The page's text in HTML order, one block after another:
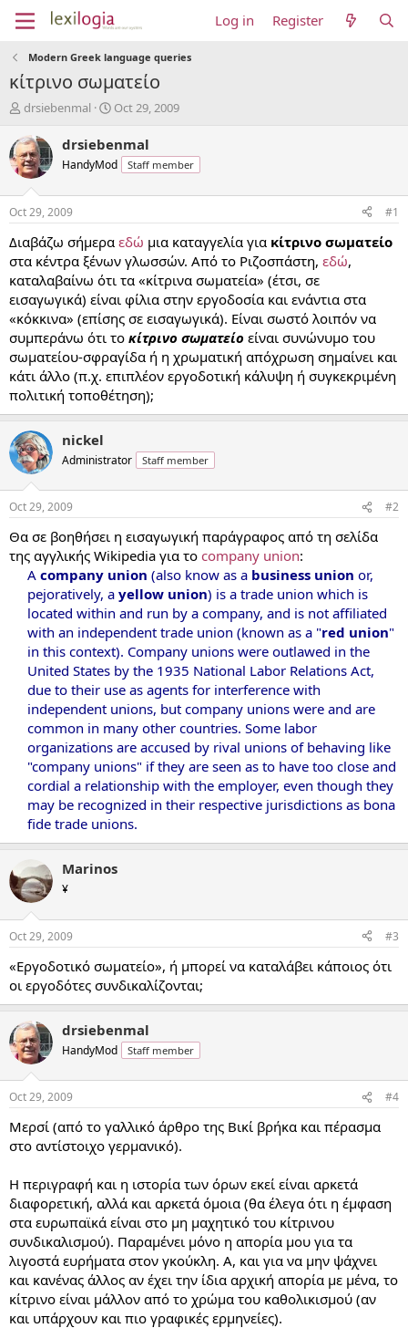
Log in Register
Modern Greek language queries
κίτρινο σωματείο
T
r
e
a
d
s
t
a
t
e
r
drsiebenmal
S
a
r
t
t
e
Oct 29, 2009
drsiebenmal
HandyMod Staff member
Oct 29, 2009 #1
Διαβάζω σήμερα εδώ μια καταγγελία για κίτρινο σωματείο
στα κέντρα ξένων γλωσσών. Από το Ριζοσπάστη, εδώ,
καταλαβαίνω ότι τα «κίτρινα σωματεία» (έτσι, σε
εισαγωγικά) είναι φίλια στην εργοδοσία και ενάντια στα
«κόκκινα» (επίσης σε εισαγωγικά). Είναι σωστό λοιπόν να
συμπεράνω ότι το κίτρινο σωματείο είναι συνώνυμο του
σωματείου-σφραγίδα ή η χρωματική απόχρωση σημαίνει και
κάτι άλλο (π.χ. επιπλέον εργοδοτική κάλυψη ή συγκεκριμένη
πολιτική τοποθέτηση);
nickel
Administrator Staff member
Oct 29, 2009 #2
Θα σε βοηθήσει η εισαγωγική παράγραφος από τη σελίδα
της αγγλικής Wikipedia για το company union:
A company union (also know as a business union or,
pejoratively, a yellow union) is a trade union which is
located within and run by a company, and is not affiliated
with an independent trade union (known as a "red union"
in this context). Company unions were outlawed in the
United States by the 1935 National Labor Relations Act,
due to their use as agents for interference with
independent unions, but company unions were and are
common in many other countries. Some labor
organizations are accused by rival unions of behaving like
"company unions" if they are seen as to have too close and
cordial a relationship with the employer, even though they
may be recognized in their respective jurisdictions as bona
fide trade unions.
Marinos
¥
Oct 29, 2009 #3
«Εργοδοτικό σωματείο», ή μπορεί να καταλάβει κάποιος ότι
οι εργοδότες συνδικαλίζονται;
drsiebenmal
HandyMod Staff member
Oct 29, 2009 #4
Μερσί (από το γαλλικό άρθρο της Βικί βρήκα και πέρασμα
στο αντίστοιχο γερμανικό).
Η περιγραφή και η ιστορία των όρων εκεί είναι αρκετά
διαφορετική, αλλά και αρκετά όμοια (θα έλεγα ότι η έμφαση
στα ευρωπαϊκά είναι στο μη μαχητικό του κίτρινου
συνδικαλισμού). Παραμένει μόνο η απορία μου για τα
λιγοστά ευρήματα στον γκούκλη. Α, και για να μην ψάχνει
και κανένας άλλος αν έχει την ίδια αρχική απορία με μένα, το
κίτρινο είναι μάλλον από το χρώμα του καθολικισμού (αν
και υπάρχουν και πιο γραφικές ερμηνείες).